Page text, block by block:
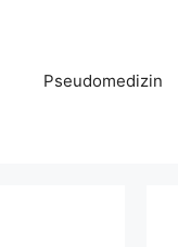
Pseudomedizin